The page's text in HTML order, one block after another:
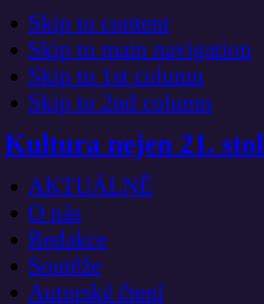
Skip to content
Skip to main navigation
Skip to 1st column
Skip to 2nd column
Kultura nejen 21.
AKTUÁLNĚ
O nás
Redakce
Soutěže
Autorské čtení